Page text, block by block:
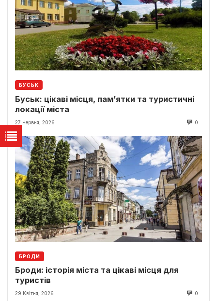
БУСЬК
Буськ: цікаві місця, пам’ятки та туристичні
локації міста
27 Червня, 2026 0
БРОДИ
Броди: історія міста та цікаві місця для
туристів
29 Квітня, 2026 0